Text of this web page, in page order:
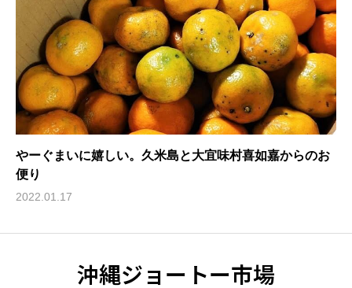
やーぐまいに嬉しい。久米島と大宜味村喜如嘉からのお
便り
2022.01.17
沖縄ジョートー市場